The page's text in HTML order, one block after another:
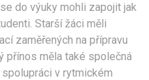
do výuky mohli zapojit jak
Starší žáci měli
zaměřených na přípravu
přínos měla také společná
v rytmickém